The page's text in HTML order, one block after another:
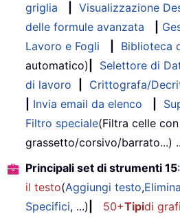
griglia
Visualizzazione
delle formule avanzata
Lavoro e Fogli
Biblioteca
automatico)
Selettore di
di lavoro
Crittografa/
Invia email da elenco
Filtro speciale(Filtra celle
grassetto/corsivo/barrato...)
Principali set di strumenti 15:
il testo(Aggiungi testo,
Specifici, ...) 50+Tipidi